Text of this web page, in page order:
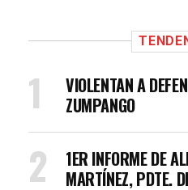
VIOLENTAN A
ZUMPANGO
1ER INFORME DE
MARTÍNEZ, PDTE.